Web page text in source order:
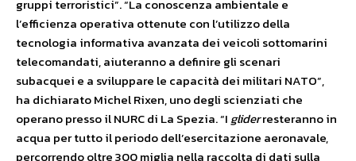
gruppi terroristici”. “La conoscenza ambientale e
l’efficienza operativa ottenute con l’utilizzo della
tecnologia informativa avanzata dei veicoli sottomarini
telecomandati, aiuteranno a definire gli scenari
subacquei e a sviluppare le capacità dei militari NATO”,
ha dichiarato Michel Rixen, uno degli scienziati che
operano presso il NURC di La Spezia. “I gliderresteranno in
acqua per tutto il periodo dell’esercitazione aeronavale,
percorrendo oltre 300 miglia nella raccolta di dati sulla